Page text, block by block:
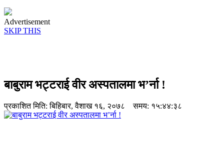
Advertisement
SKIP THIS
बाबुराम भट्टराई वीर अस्पतालमा भ’र्ना !
प्रकाशित मिति:बिहिबार, वैशाख १६, २०७८ समय: १५:४४:३८